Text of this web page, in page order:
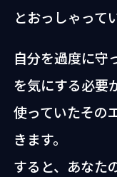
とおっしゃって
自分を過度に守
を気にする必要
使っていたその
きます。
すると、あなた